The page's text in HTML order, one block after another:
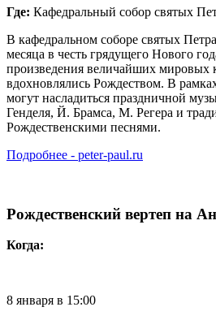
Где: Кафедральный собор святых
В кафедральном соборе святых
месяца в честь грядущего Нового
произведения величайших мировых
вдохновлялись Рождеством. В
могут насладиться праздничной
Генделя, Й. Брамса, М. Регера и
Рождественскими песнями.
Подробнее - peter-paul.ru
Рождественский вертеп на
Когда:
8 января в 15:00